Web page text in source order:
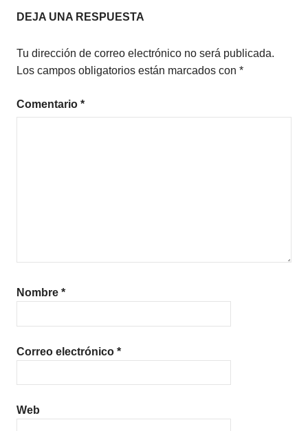
ROMÁNTICA
entradas
DEJA UNA RESPUESTA
Tu dirección de correo electrónico no será publicada.
Los campos obligatorios están marcados con *
Comentario *
Nombre *
Correo electrónico *
Web